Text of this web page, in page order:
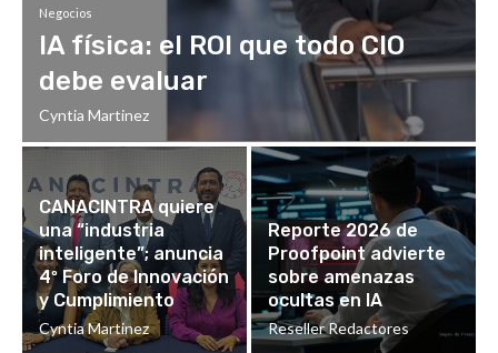
Negocios
IA física: el ROI que todo CIO
debe evaluar
Cyntia Martinez
CANACINTRA quiere
una “industria
inteligente”; anuncia
4º Foro de Innovación
y Cumplimiento
Cyntia Martinez
Reporte 2026 de
Proofpoint advierte
sobre amenazas
ocultas en IA
Reseller Redactores